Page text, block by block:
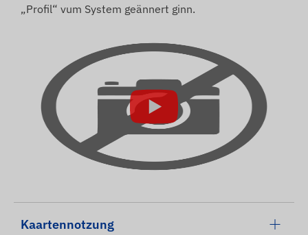
„Profil“ vum System geännert ginn.
Kaartennotzung